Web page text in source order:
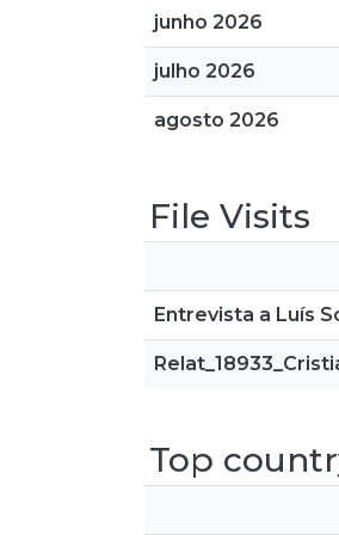
junho 2026
julho 2026
agosto 2026
File Visits
Entrevista a Luís
Top